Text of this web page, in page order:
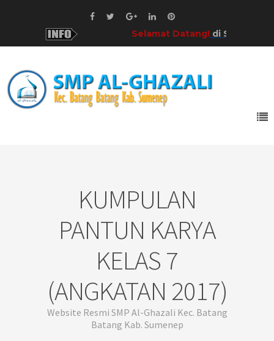
Selamat Datang! di SMP Al-Ghazali
KUMPULAN
PANTUN KARYA
KELAS 7
(ANGKATAN 2017)
Website Resmi SMP Al-Ghazali Kec. Batang
Batang Kab. Sumenep